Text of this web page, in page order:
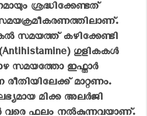
ശ്രദ്ധിക്കേണ്ടത്
സമയത്ത് കഴിക്കേണ്ടി
ഗുളികകൾ
സമയത്തോ ഇഫ്താർ
മാറ്റണം.
മിക്ക അലർജി